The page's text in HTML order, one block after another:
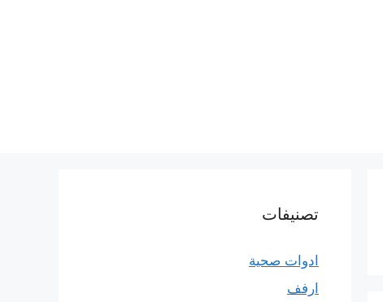
تصنيفات
ادوات صحية
ارفف